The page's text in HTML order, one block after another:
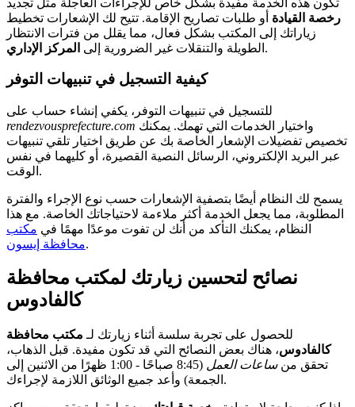
تكون هذه الخدمة مفيدة بشكل خاص للإجراءات العاجلة مثل تجديد
رخصة القيادة أو طلبات تصاريح الإقامة. تتيح لك الإشعارات تخطيط
زياراتك إلى المكتب بشكل فعال، مما يقلل من فترات الانتظار
الطويلة والتنقلات غير الضرورية إلى المركز الإداري .
كيفية التسجيل في تنبيهات التوفر
للتسجيل في تنبيهات التوفر، يكفي إنشاء حساب على
rendezvousprefecture.com
تخصيص تفضيلات الإشعار الخاصة بك عن طريق اختيار تلقي تنبيهات
عبر البريد الإلكتروني، الرسائل النصية القصيرة، أو كليهما في نفس
الوقت.
يسمح لك النظام أيضًا بتصفية الإشعارات حسب نوع الإجراء والفترة
المطلوبة، مما يجعل الخدمة أكثر ملاءمة لاحتياجاتك الخاصة. مع هذا
النظام، يمكنك التأكد من أنك لن تفوت موعدًا مهمًا في مكتب
محافظة إيسون.
نصائح لتحسين زيارتك لمكتب محافظة
كالفادوس
للحصول على تجربة سلسة أثناء زيارتك لـ مكتب محافظة
كالفادوس، هناك بعض النصائح التي قد تكون مفيدة. قبل الذهاب،
تحقق منساعات العمل
(8:45 صباحًا - 1:00 ظهرًا من الاثنين إلى
الجمعة) وأعد جميع الوثائق اللازمة لإجراءك.